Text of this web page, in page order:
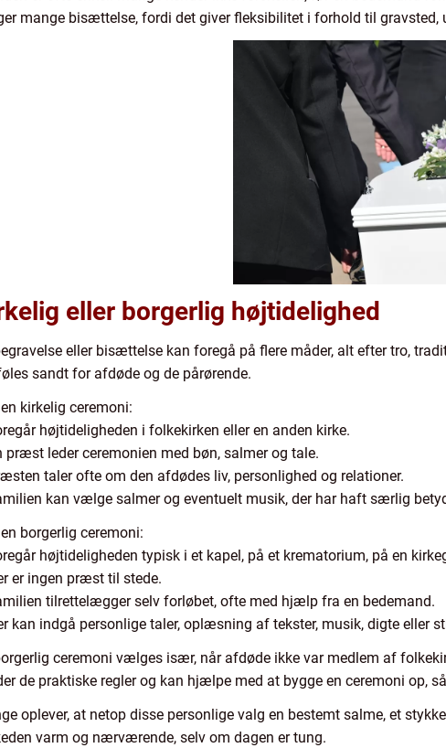
mange bisættelse, fordi det giver fleksibilitet i forhold til gravsted,
eller borgerlig højtidelighed
eller bisættelse kan foregå på flere måder, alt efter tro,
sandt for afdøde og de pårørende.
kirkelig ceremoni:
højtideligheden i folkekirken eller en anden kirke.
præst leder ceremonien med bøn, salmer og tale.
taler ofte om den afdødes liv, personlighed og relationer.
kan vælge salmer og eventuelt musik, der har haft særlig
borgerlig ceremoni:
højtideligheden typisk i et kapel, på et krematorium, på en
er ingen præst til stede.
tilrettelægger selv forløbet, ofte med hjælp fra en bedemand.
kan indgå personlige taler, oplæsning af tekster, musik, digte eller
ceremoni vælges især, når afdøde ikke var medlem af
de praktiske regler og kan hjælpe med at bygge en ceremoni op,
oplever, at netop disse personlige valg en bestemt salme, et
varm og nærværende, selv om dagen er tung.